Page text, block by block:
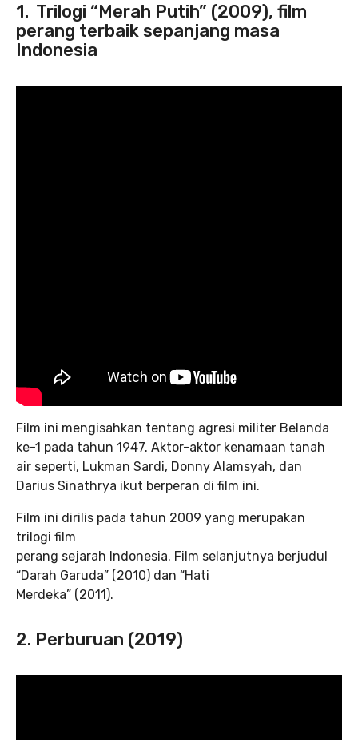
1. Trilogi “Merah Putih” (2009), film
perang terbaik sepanjang masa
Indonesia
Film ini mengisahkan tentang agresi militer Belanda
ke-1 pada tahun 1947. Aktor-aktor kenamaan tanah
air seperti, Lukman Sardi, Donny Alamsyah, dan
Darius Sinathrya ikut berperan di film ini.
Film ini dirilis pada tahun 2009 yang merupakan
trilogi film
perang sejarah Indonesia. Film selanjutnya berjudul
“Darah Garuda” (2010) dan “Hati
Merdeka” (2011).
2. Perburuan (2019)